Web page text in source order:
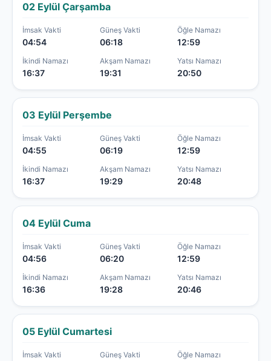
02 Eylül Çarşamba
İmsak Vakti
04:54
Güneş Vakti
06:18
Öğle Namazı
12:59
İkindi Namazı
16:37
Akşam Namazı
19:31
Yatsı Namazı
20:50
03 Eylül Perşembe
İmsak Vakti
04:55
Güneş Vakti
06:19
Öğle Namazı
12:59
İkindi Namazı
16:37
Akşam Namazı
19:29
Yatsı Namazı
20:48
04 Eylül Cuma
İmsak Vakti
04:56
Güneş Vakti
06:20
Öğle Namazı
12:59
İkindi Namazı
16:36
Akşam Namazı
19:28
Yatsı Namazı
20:46
05 Eylül Cumartesi
İmsak Vakti Güneş Vakti Öğle Namazı